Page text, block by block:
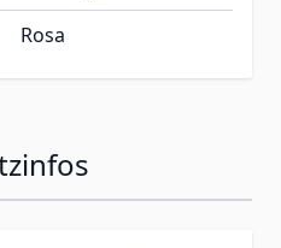
Rosa